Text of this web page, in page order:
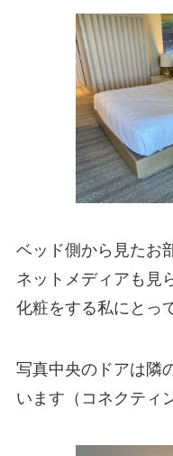
ベッド側から見たお
ネットメディアも見
化粧をする私にとっ
写真中央のドアは隣
います（コネクティ